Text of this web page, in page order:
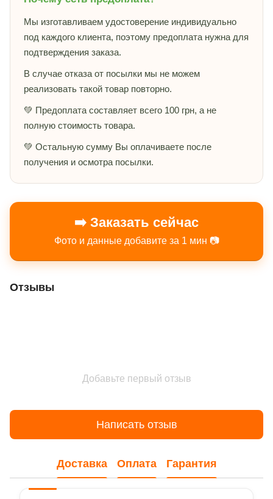
Мы изготавливаем удостоверение индивидуально
под каждого клиента, поэтому предоплата нужна для
подтверждения заказа.
В случае отказа от посылки мы не можем
реализовать такой товар повторно.
💚 Предоплата составляет всего 100 грн, а не
полную стоимость товара.
💚 Остальную сумму Вы оплачиваете после
получения и осмотра посылки.
➡️ Заказать сейчас
Фото и данные добавите за 1 мин 📷
Отзывы
Добавьте первый отзыв
Написать отзыв
Доставка Оплата Гарантия